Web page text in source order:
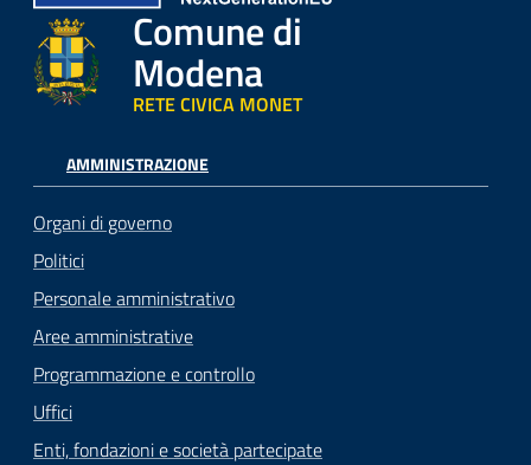
Comune di
Modena
RETE CIVICA MONET
AMMINISTRAZIONE
Organi di governo
Politici
Personale amministrativo
Aree amministrative
Programmazione e controllo
Uffici
Enti, fondazioni e società partecipate